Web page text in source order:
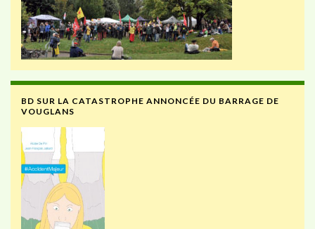
BD SUR LA CATASTROPHE ANNONCÉE DU BARRAGE DE
VOUGLANS